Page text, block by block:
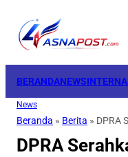
BERANDANEWS
News
Beranda » Berita » DPRA
DPRA